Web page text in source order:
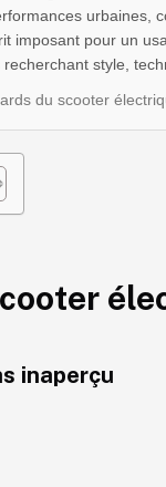
urbaines,
imposant pour un
style,
du scooter
inaperçu